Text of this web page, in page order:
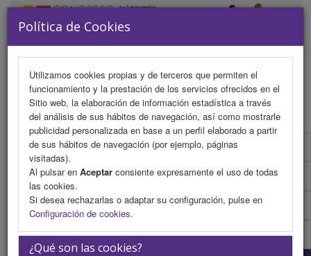
Política de Cookies
Utilizamos cookies propias y de terceros que permiten el
funcionamiento y la prestación de los servicios ofrecidos en el
Sitio web, la elaboración de información estadística a través
del análisis de sus hábitos de navegación, así como mostrarle
publicidad personalizada en base a un perfil elaborado a partir
de sus hábitos de navegación (por ejemplo, páginas
visitadas).
Al pulsar en Aceptar consiente expresamente el uso de todas
las cookies.
Si desea rechazarlas o adaptar su configuración, pulse en
Configuración de cookies.
¿Qué son las cookies?
MENU
Programa científico
Programa científico (PDF)
Normativa comunicaciones
Envío de comunicaciones